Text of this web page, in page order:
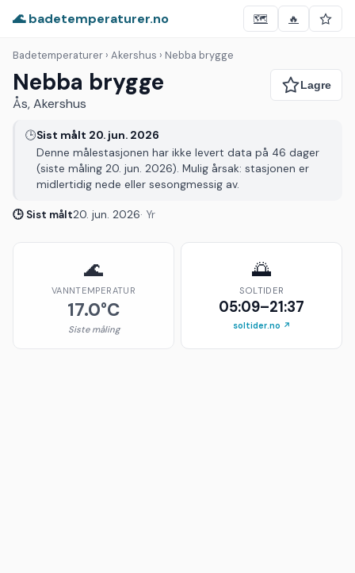
🌊 badetemperaturer.no 🗺️ 🔥
Badetemperaturer › Akershus › Nebba brygge
Nebba brygge
Ås, Akershus
🕒Sist målt 20. jun. 2026
Denne målestasjonen har ikke levert data på 46 dager
(siste måling 20. jun. 2026). Mulig årsak: stasjonen er
midlertidig nede eller sesongmessig av.
🕒 Sist målt20. jun. 2026· Yr
🌊
VANNTEMPERATUR
17.0°C
Siste måling
🌅
SOLTIDER
05:09–21:37
soltider.no ↗